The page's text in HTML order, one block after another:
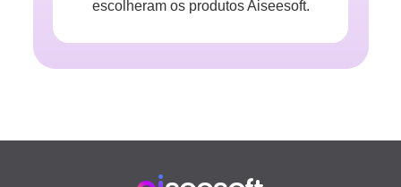
escolheram os produtos Aiseesoft.